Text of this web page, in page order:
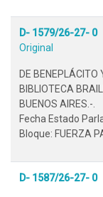
D- 1579/26-27- 0
Original
DE BENEPLÁCITO
BIBLIOTECA
BUENOS AIRES.-.
Fecha Estado
Bloque: FUERZA
D- 1587/26-27- 0